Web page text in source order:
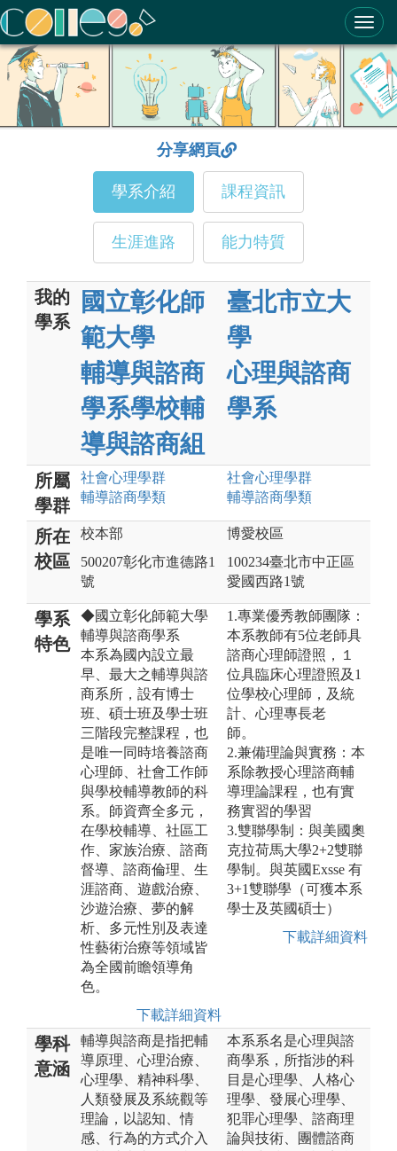
ColleGo! 大學選才與高中育才輔助系統
分享網頁
學系介紹 課程資訊
生涯進路 能力特質
我的
學系
國立彰化師
範大學
輔導與諮商
學系學校輔
導與諮商組
臺北市立大
學
心理與諮商
學系
所屬
學群
社會心理學群
輔導諮商學類
社會心理學群
輔導諮商學類
所在
校區
校本部
500207彰化市進德路1
號
博愛校區
100234臺北市中正區
愛國西路1號
學系
特色
◆國立彰化師範大學
輔導與諮商學系
本系為國內設立最
早、最大之輔導與諮
商系所，設有博士
班、碩士班及學士班
三階段完整課程，也
是唯一同時培養諮商
心理師、社會工作師
與學校輔導教師的科
系。師資齊全多元，
在學校輔導、社區工
作、家族治療、諮商
督導、諮商倫理、生
涯諮商、遊戲治療、
沙遊治療、夢的解
析、多元性別及表達
性藝術治療等領域皆
為全國前瞻領導角
色。
下載詳細資料
1.專業優秀教師團隊：
本系教師有5位老師具
諮商心理師證照，１
位具臨床心理證照及1
位學校心理師，及統
計、心理專長老
師。
2.兼備理論與實務：本
系除教授心理諮商輔
導理論課程，也有實
務實習的學習
3.雙聯學制：與美國奧
克拉荷馬大學2+2雙聯
學制。與英國Exsse 有
3+1雙聯學（可獲本系
學士及英國碩士）
下載詳細資料
學科
意涵
輔導與諮商是指把輔
導原理、心理治療、
心理學、精神科學、
人類發展及系統觀等
理論，以認知、情
感、行為的方式介入
本系系名是心理與諮
商學系，所指涉的科
目是心理學、人格心
理學、發展心理學、
犯罪心理學、諮商理
論與技術、團體諮商